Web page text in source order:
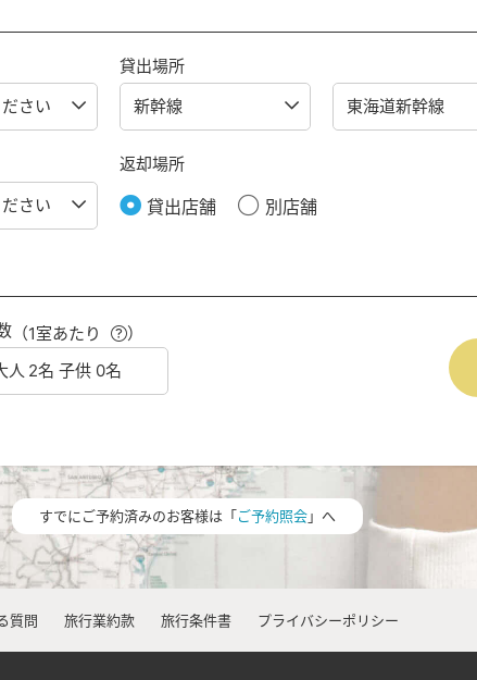
貸出場所
返却場所
貸出店舗 別店舗
（1室あたり ）
すでにご予約済みのお客様は「ご予約照会」へ
質問 旅行業約款 旅行条件書 プライバシーポリシー